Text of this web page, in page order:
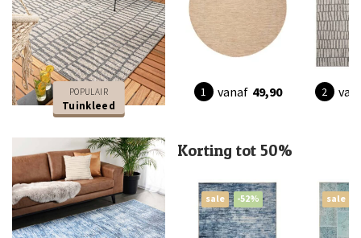
POPULAIR
Tuinkleed
vanaf 49,90
Korting tot 50%
sale -52% sale